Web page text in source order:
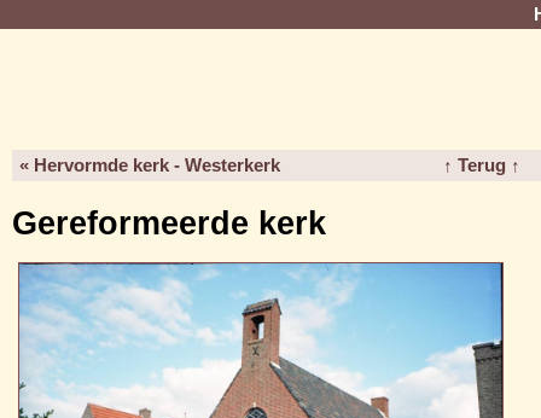
« Hervormde kerk - Westerkerk ↑ Terug ↑
Gereformeerde kerk